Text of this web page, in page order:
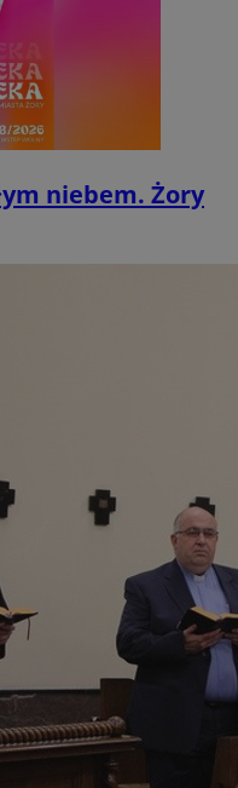
niebem. Żory